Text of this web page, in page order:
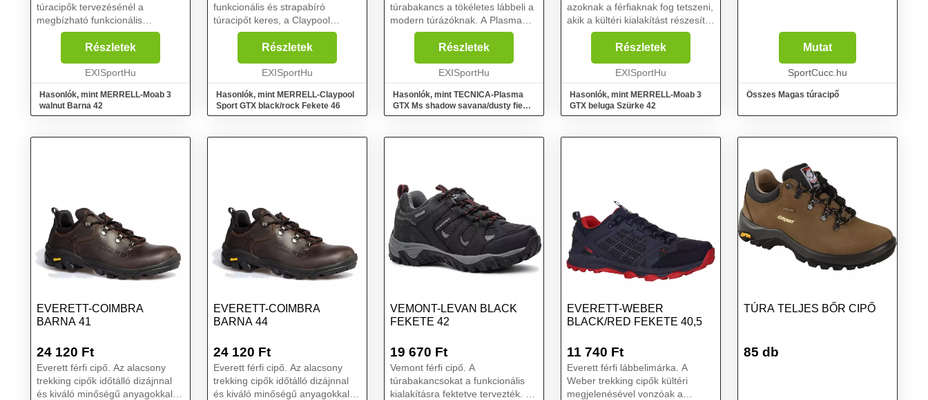
túracipők tervezésénél a
megbízható funkcionális
tulajdonságokra helyezték a
hangsúlyt. A Moab
túrabakancsok kategóriájukban a
bestsellerek közé tartoznak. A
Részletek
EXISportHu
Hasonlók, mint MERRELL-Moab 3
walnut Barna 42
funkcionális és strapabíró
túracipőt keres, a Claypool
alacsony trekking cipő pontosan
Önnek való. Az erdőbe való
csizma erőssége a Gore-tex
membrán, amely megbízható lé...
Részletek
EXISportHu
Hasonlók, mint MERRELL-Claypool
Sport GTX black/rock Fekete 46
túrabakancs a tökéletes lábbeli a
modern túrázóknak. A Plasma
GTX® egy könnyű, rugalmas,
mozgékony és rendkívül
kényelmes túracipő. Ugyanakkor
elképesztő tapadást és t...
Részletek
EXISportHu
Hasonlók, mint TECNICA-Plasma
GTX Ms shadow savana/dusty fieno
Barna 42,5
azoknak a férfiaknak fog tetszeni,
akik a kültéri kialakítást részesítik
előnyben a kiváló
funkcionalitással kombinálva. A
trekking cipő erőssége a GORE-
TEX® membrán,...
Részletek
EXISportHu
Hasonlók, mint MERRELL-Moab 3
GTX beluga Szürke 42
Mutat
SportCucc.hu
Összes Magas túracipő
EVERETT-COIMBRA
BARNA 41
24 120 Ft
Everett férfi cipő. Az alacsony
trekking cipők időtálló dizájnnal
és kiváló minőségű anyagokkal
EVERETT-COIMBRA
BARNA 44
24 120 Ft
Everett férfi cipő. Az alacsony
trekking cipők időtálló dizájnnal
és kiváló minőségű anyagokkal
VEMONT-LEVAN BLACK
FEKETE 42
19 670 Ft
Vemont férfi cipő. A
túrabakancsokat a funkcionális
kialakításra fektetve tervezték. A
EVERETT-WEBER
BLACK/RED FEKETE 40,5
11 740 Ft
Everett férfi lábbelimárka. A
Weber trekking cipők kültéri
megjelenésével vonzóak a
TÚRA TELJES BŐR CIPŐ
85 db